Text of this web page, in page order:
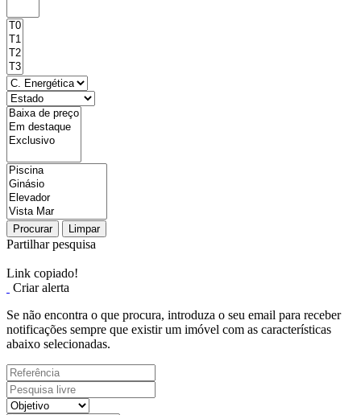
Procurar Limpar
Partilhar pesquisa
Link copiado!
Criar alerta
Se não encontra o que procura, introduza o seu email para receber
notificações sempre que existir um imóvel com as características
abaixo selecionadas.